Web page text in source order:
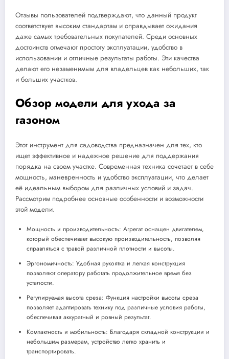
Отзывы пользователей подтверждают, что данный продукт
соответствует высоким стандартам и оправдывает ожидания
даже самых требовательных покупателей. Среди основных
достоинств отмечают простоту эксплуатации, удобство в
использовании и отличные результаты работы. Эти качества
делают его незаменимым для владельцев как небольших, так
и больших участков.
Обзор модели для ухода за
газоном
Этот инструмент для садоводства предназначен для тех, кто
ищет эффективное и надежное решение для поддержания
порядка на своем участке. Современная техника сочетает в себе
мощность, маневренность и удобство эксплуатации, что делает
её идеальным выбором для различных условий и задач.
Рассмотрим подробнее основные особенности и возможности
этой модели.
Мощность и производительность: Агрегат оснащен двигателем,
который обеспечивает высокую производительность, позволяя
справляться с травой различной плотности и высоты.
Эргономичность: Удобная рукоятка и легкая конструкция
позволяют оператору работать продолжительное время без
усталости.
Регулируемая высота среза: Функция настройки высоты среза
позволяет адаптировать технику под различные условия работы,
обеспечивая аккуратный и ровный результат.
Компактность и мобильность: Благодаря складной конструкции и
небольшим размерам, устройство легко хранить и
транспортировать.